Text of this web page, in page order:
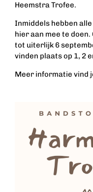
Heemstra Trofee.
Inmiddels hebben
hier aan mee te
tot uiterlijk 6
vinden plaats op 1, 2
Meer informatie vind